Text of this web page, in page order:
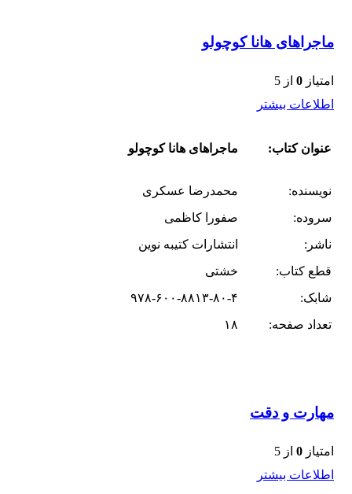
ماجراهای هانا کوچولو
امتیاز 0 از 5
اطلاعات بیشتر
عنوان کتاب: ماجراهای هانا کوچولو
نویسنده:
محمدرضا عسکری
سروده:
صفورا کاظمی
ناشر:
انتشارات کتیبه نوین
قطع کتاب:
خشتی
شابک:
۹۷۸-۶۰۰-۸۸۱۳-۸۰-۴
تعداد صفحه:
۱۸
مهارت و دقت
امتیاز 0 از 5
اطلاعات بیشتر